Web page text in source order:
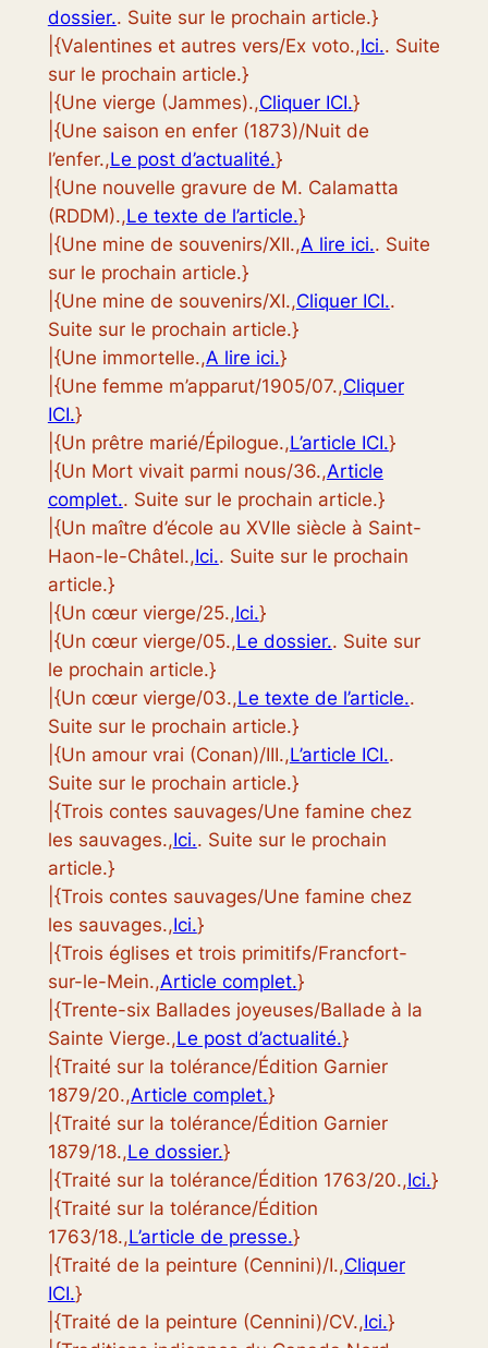
dossier.. Suite sur le prochain article.}
|{Valentines et autres vers/Ex voto.,Ici.. Suite
sur le prochain article.}
|{Une vierge (Jammes).,Cliquer ICI.}
|{Une saison en enfer (1873)/Nuit de
l’enfer.,Le post d’actualité.}
|{Une nouvelle gravure de M. Calamatta
(RDDM).,Le texte de l’article.}
|{Une mine de souvenirs/XII.,A lire ici.. Suite
sur le prochain article.}
|{Une mine de souvenirs/XI.,Cliquer ICI..
Suite sur le prochain article.}
|{Une immortelle.,A lire ici.}
|{Une femme m’apparut/1905/07.,Cliquer
ICI.}
|{Un prêtre marié/Épilogue.,L’article ICI.}
|{Un Mort vivait parmi nous/36.,Article
complet.. Suite sur le prochain article.}
|{Un maître d’école au XVIIe siècle à Saint-
Haon-le-Châtel.,Ici.. Suite sur le prochain
article.}
|{Un cœur vierge/25.,Ici.}
|{Un cœur vierge/05.,Le dossier.. Suite sur
le prochain article.}
|{Un cœur vierge/03.,Le texte de l’article..
Suite sur le prochain article.}
|{Un amour vrai (Conan)/III.,L’article ICI..
Suite sur le prochain article.}
|{Trois contes sauvages/Une famine chez
les sauvages.,Ici.. Suite sur le prochain
article.}
|{Trois contes sauvages/Une famine chez
les sauvages.,Ici.}
|{Trois églises et trois primitifs/Francfort-
sur-le-Mein.,Article complet.}
|{Trente-six Ballades joyeuses/Ballade à la
Sainte Vierge.,Le post d’actualité.}
|{Traité sur la tolérance/Édition Garnier
1879/20.,Article complet.}
|{Traité sur la tolérance/Édition Garnier
1879/18.,Le dossier.}
|{Traité sur la tolérance/Édition 1763/20.,Ici.}
|{Traité sur la tolérance/Édition
1763/18.,L’article de presse.}
|{Traité de la peinture (Cennini)/I.,Cliquer
ICI.}
|{Traité de la peinture (Cennini)/CV.,Ici.}